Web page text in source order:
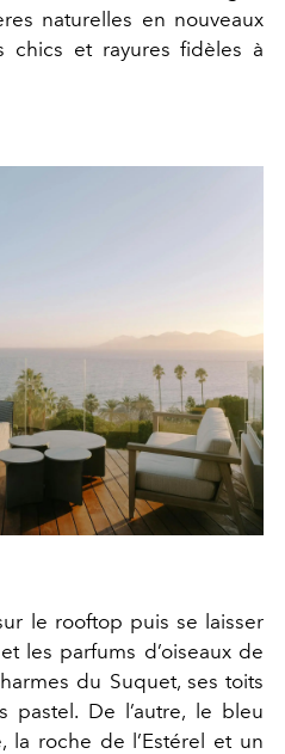
naturelles en nouveaux
chics et rayures fidèles à
le rooftop puis se laisser
les parfums d’oiseaux de
du Suquet, ses toits
pastel. De l’autre, le bleu
la roche de l’Estérel et un